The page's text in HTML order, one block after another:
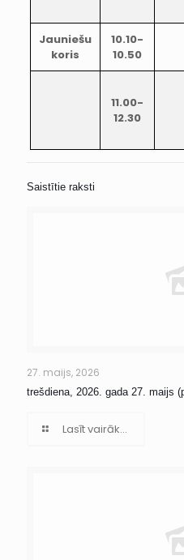
Jauniešu
koris
10.10-
10.50
11.00-
12.30
Saistītie raksti
27. maijs, 2026
trešdiena, 2026. gada 27. maijs
Lasīt vairāk...